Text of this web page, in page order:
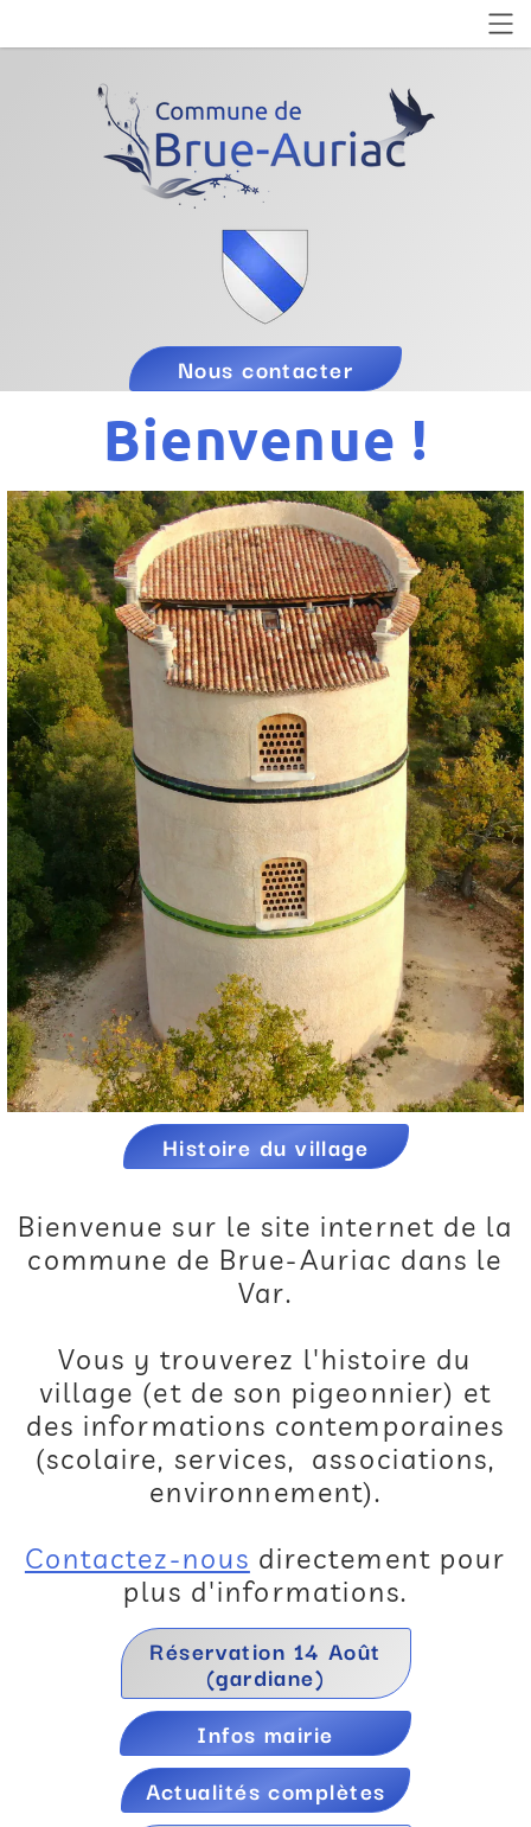
Nous contacter
Bienvenue !
Histoire du village
Bienvenue sur le site internet de la
commune de Brue-Auriac dans le
Var.
Vous y trouverez l'histoire du
village (et de son pigeonnier) et
des informations contemporaines
(scolaire, services, associations,
environnement).
Contactez-nous directement pour
plus d'informations.
Réservation 14 Août
(gardiane)
Infos mairie
Actualités complètes